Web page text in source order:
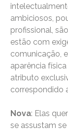
ambiciosos,
profissional,
estão com
comunicação,
aparência
atributo
correspondido
Nova: Elas
se assustam